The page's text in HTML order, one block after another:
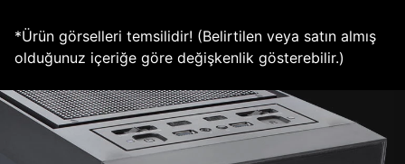
*Ürün görselleri temsilidir! (Belirtilen veya satın almış
olduğunuz içeriğe göre değişkenlik gösterebilir.)